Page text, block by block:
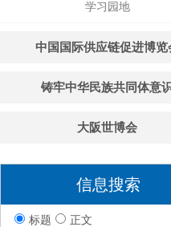
学习园地
中国国际供应链促进博览
铸牢中华民族共同体意
大阪世博会
信息搜索
标题 正文